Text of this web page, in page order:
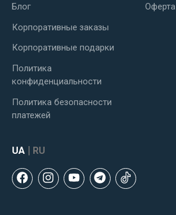
Блог
Корпоративные заказы
Корпоративные подарки
Политика
конфиденциальности
Политика безопасности
платежей
Оферта
UA | RU